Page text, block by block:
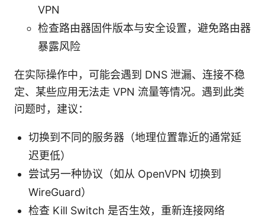
VPN
检查路由器固件版本与安全设置，避免路由器
暴露风险
在实际操作中，可能会遇到 DNS 泄漏、连接不稳
定、某些应用无法走 VPN 流量等情况。遇到此类
问题时，建议：
切换到不同的服务器（地理位置靠近的通常延
迟更低）
尝试另一种协议（如从 OpenVPN 切换到
WireGuard）
检查 Kill Switch 是否生效，重新连接网络